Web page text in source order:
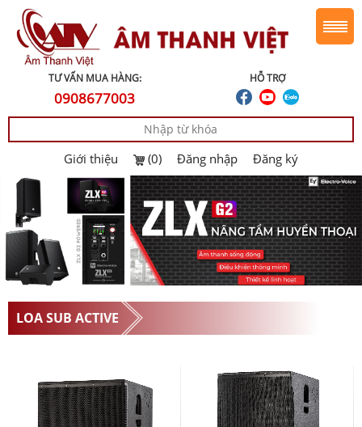
HỖ TRỢ
TƯ VẤN MUA HÀNG:
0908677003
Giới thiệu (0) Đăng nhập Đăng ký
LOA SUB ACTIVE